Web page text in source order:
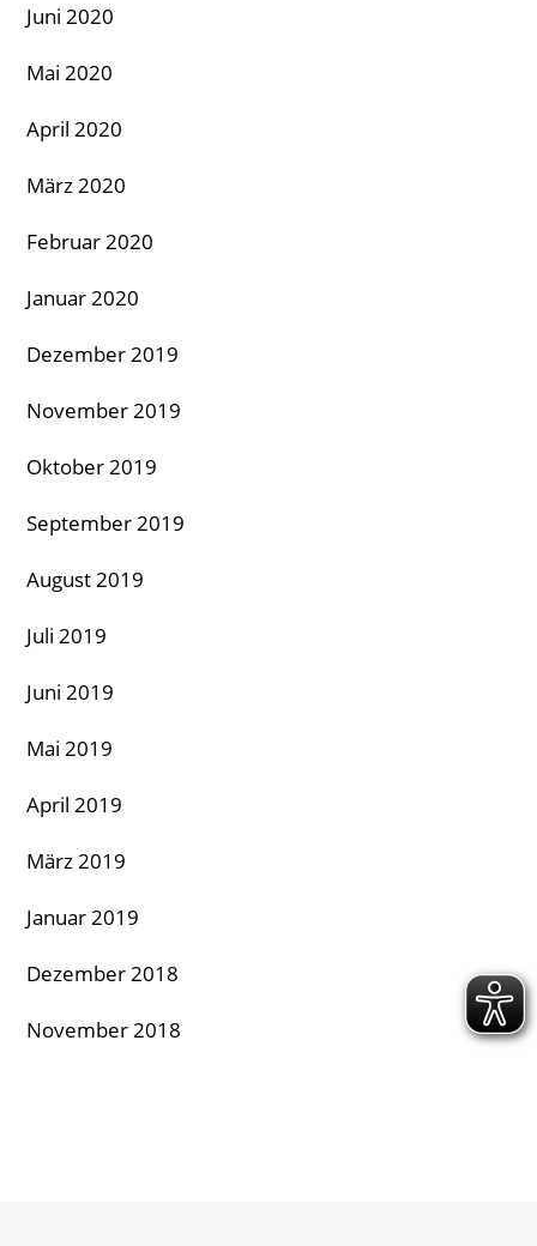
Juni 2020
Mai 2020
April 2020
März 2020
Februar 2020
Januar 2020
Dezember 2019
November 2019
Oktober 2019
September 2019
August 2019
Juli 2019
Juni 2019
Mai 2019
April 2019
März 2019
Januar 2019
Dezember 2018
November 2018